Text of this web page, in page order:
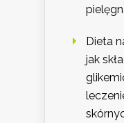
Dieta
jak